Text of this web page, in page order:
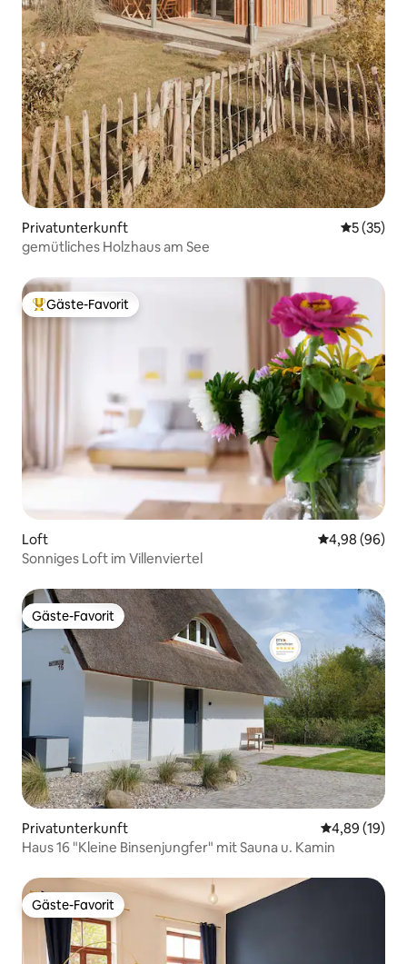
Privatunterkunft
5 (35)
gemütliches Holzhaus am See
Beliebter Gäste-Favorit.
Gäste-Favorit
Loft
4,98 (96)
Sonniges Loft im Villenviertel
Gäste-Favorit
Gäste-Favorit
Privatunterkunft
4,89 (19)
Haus 16 "Kleine Binsenjungfer" mit Sauna u. Kamin
Gäste-Favorit
Gäste-Favorit